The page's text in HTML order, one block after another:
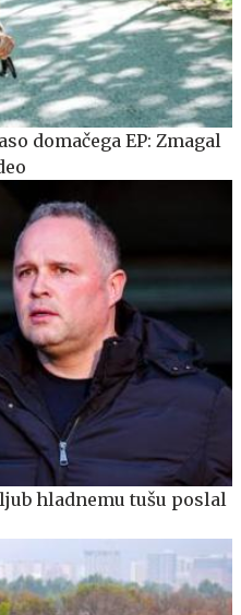
domačega EP: Zmagal
hladnemu tušu poslal